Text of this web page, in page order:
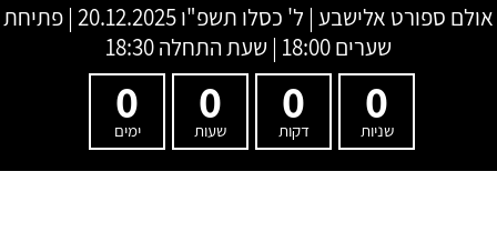
אולם ספורט אלישבע | ל' כסלו תשפ"ו
20.12.2025 | פתיחת
שערים 18:00 | שעת התחלה 18:30
0
שניות
0
דקות
0
שעות
0
ימים